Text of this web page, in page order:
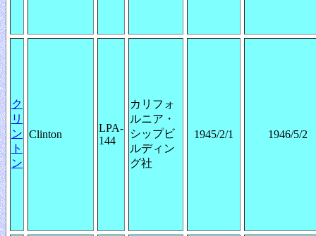
ク
リ
ン
ト
ン
Clinton
LPA-
144
カリフォ
ルニア・
シップビ
ルディン
グ社
1945/2/1 1946/5/2